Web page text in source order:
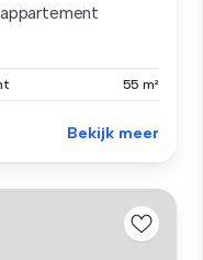
55 m²
Bekijk meer